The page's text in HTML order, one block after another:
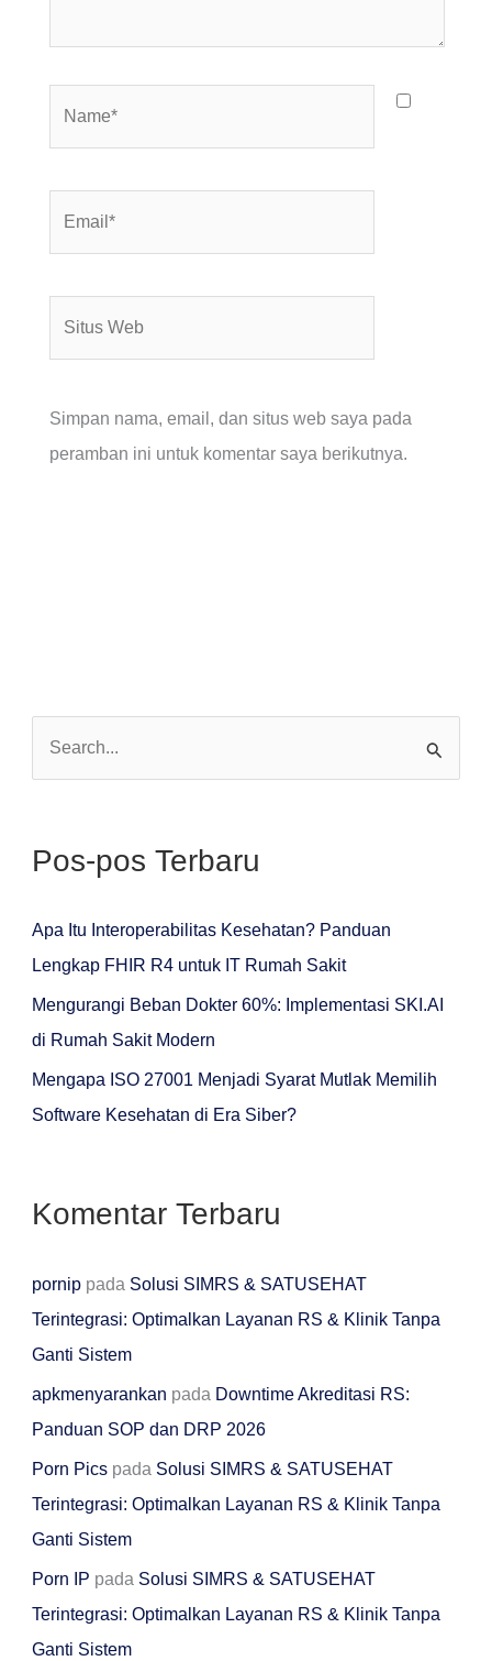
Simpan nama, email, dan situs web saya pada
peramban ini untuk komentar saya berikutnya.
n
u
k
:
Pos-pos Terbaru
Apa Itu Interoperabilitas Kesehatan? Panduan
Lengkap FHIR R4 untuk IT Rumah Sakit
Mengurangi Beban Dokter 60%: Implementasi SKI.AI
di Rumah Sakit Modern
Mengapa ISO 27001 Menjadi Syarat Mutlak Memilih
Software Kesehatan di Era Siber?
Komentar Terbaru
pornippada Solusi SIMRS & SATUSEHAT
Terintegrasi: Optimalkan Layanan RS & Klinik Tanpa
Ganti Sistem
apkmenyarankan pada Downtime Akreditasi RS:
Panduan SOP dan DRP 2026
Porn Picspada Solusi SIMRS & SATUSEHAT
Terintegrasi: Optimalkan Layanan RS & Klinik Tanpa
Ganti Sistem
Porn IP pada Solusi SIMRS & SATUSEHAT
Terintegrasi: Optimalkan Layanan RS & Klinik Tanpa
Ganti Sistem